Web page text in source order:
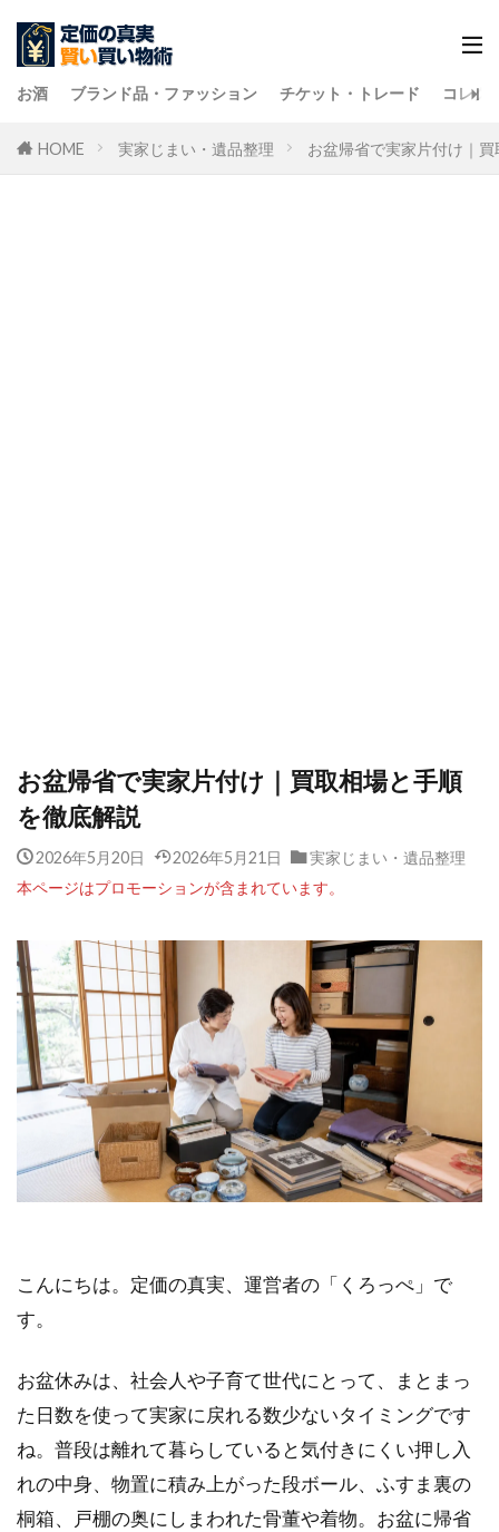
お酒 ブランド品・ファッション チケット・トレード コレク
HOME 実家じまい・遺品整理 お盆帰省で実家片付け｜
お盆帰省で実家片付け｜買取相場と手順
を徹底解説
2026年5月20日 2026年5月21日
実家じまい・遺品整理
本ページはプロモーションが含まれています。
こんにちは。定価の真実、運営者の「くろっぺ」で
す。
お盆休みは、社会人や子育て世代にとって、まとまっ
た日数を使って実家に戻れる数少ないタイミングです
ね。普段は離れて暮らしていると気付きにくい押し入
れの中身、物置に積み上がった段ボール、ふすま裏の
桐箱、戸棚の奥にしまわれた骨董や着物。お盆に帰省